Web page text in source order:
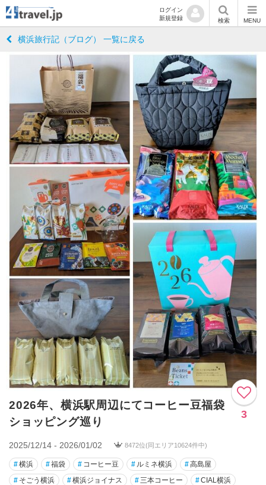
ログイン
新規登録
検索 MENU
横浜旅行記（ブログ） 一覧に戻る
2026年、横浜駅周辺にてコーヒー豆福袋
ショッピング巡り
3
2025/12/14 - 2026/01/02 8472位(同エリア10624件中)
#横浜 #福袋 # コーヒー豆 # ルミネ横浜 #高島屋
# そごう横浜 #横浜ジョイナス #三本コーヒー #CIAL横浜